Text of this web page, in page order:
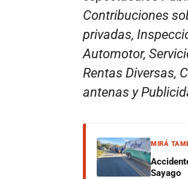
Contribuciones
privadas,
Automotor,
Rentas Diversas,
antenas y
MIRÁ
Sayago